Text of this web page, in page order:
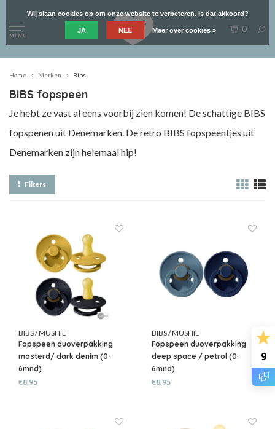
9
MENU
0
Home Merken Bibs
BIBS fopspeen
Je hebt ze vast al eens voorbij zien komen! De schattige BIBS
fopspenen uit Denemarken. De retro BIBS fopspeentjes uit
Denemarken zijn helemaal hip!
Filters
BIBS / MUSHIE
Fopspeen duoverpakking
mosterd/ dark denim (0-
6mnd)
€8,95
BIBS / MUSHIE
Fopspeen duoverpakking
deep space / petrol (0-
6mnd)
€8,95
Wij slaan cookies op om onze website te verbeteren. Is dat akkoord?
JA NEE Meer over cookies »